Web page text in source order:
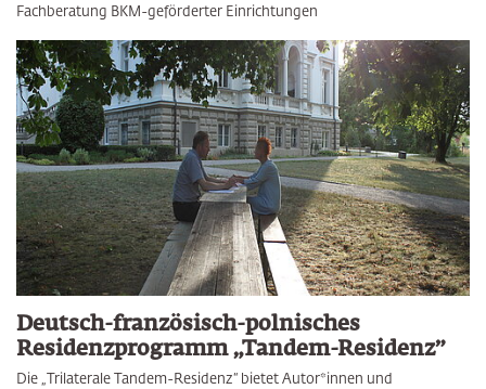
Fachberatung BKM-geförderter Einrichtungen
Deutsch-französisch-polnisches
Residenzprogramm „Tandem-Residenz”
Die „Trilaterale Tandem-Residenz“ bietet Autor*innen und